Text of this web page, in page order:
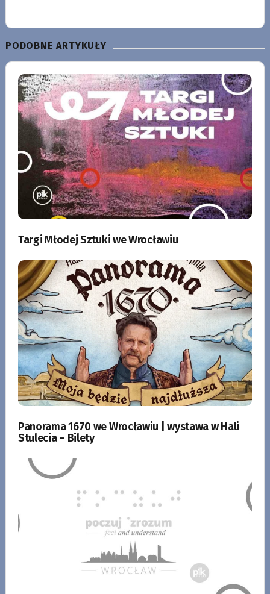
PODOBNE ARTYKUŁY
Targi Młodej Sztuki we Wrocławiu
Panorama 1670 we Wrocławiu | wystawa w Hali
Stulecia – Bilety